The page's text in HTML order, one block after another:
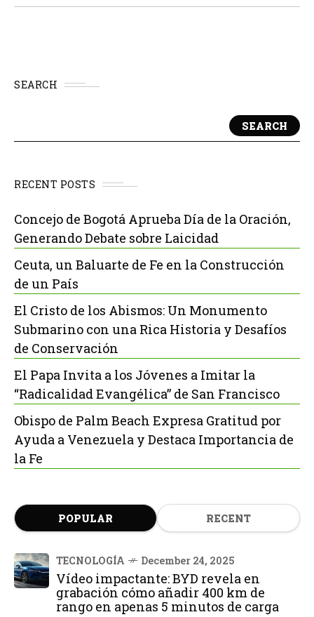
SEARCH
SEARCH
RECENT POSTS
Concejo de Bogotá Aprueba Día de la Oración,
Generando Debate sobre Laicidad
Ceuta, un Baluarte de Fe en la Construcción
de un País
El Cristo de los Abismos: Un Monumento
Submarino con una Rica Historia y Desafíos
de Conservación
El Papa Invita a los Jóvenes a Imitar la
“Radicalidad Evangélica” de San Francisco
Obispo de Palm Beach Expresa Gratitud por
Ayuda a Venezuela y Destaca Importancia de
la Fe
POPULAR RECENT
TECNOLOGÍA December 24, 2025
Vídeo impactante: BYD revela en
grabación cómo añadir 400 km de
rango en apenas 5 minutos de carga